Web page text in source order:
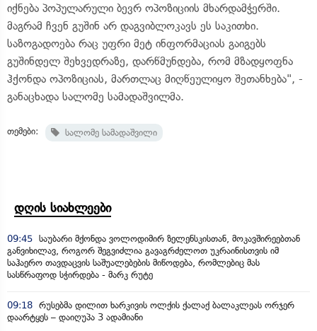
იქნება პოპულარული ბევრ ოპოზიციის მხარდამჭერში.
მაგრამ ჩვენ გუშინ არ დაგვიბლოკავს ეს საკითხი.
საზოგადოება რაც უფრი მეტ ინფორმაციას გაიგებს
გუშინდელ შეხვედრაზე, დარწმუნდება, რომ მზადყოფნა
ჰქონდა ოპოზიციას, მართლაც მიღწეულიყო შეთანხება", -
განაცხადა სალომე სამადაშვილმა.
თემები: სალომე სამადაშვილი
დღის სიახლეები
09:45 საუბარი მქონდა ვოლოდიმირ ზელენსკისთან, მოკავშირეებთან
განვიხილავ, როგორ შეგვიძლია გავაგრძელოთ უკრაინისთვის იმ
საჰაერო თავდაცვის საშუალებების მიწოდება, რომლებიც მას
სასწრაფოდ სჭირდება - მარკ რუტე
09:18 რუსებმა დილით ხარკივის ოლქის ქალაქ ბალაკლეას ორჯერ
დაარტყეს – დაიღუპა 3 ადამიანი